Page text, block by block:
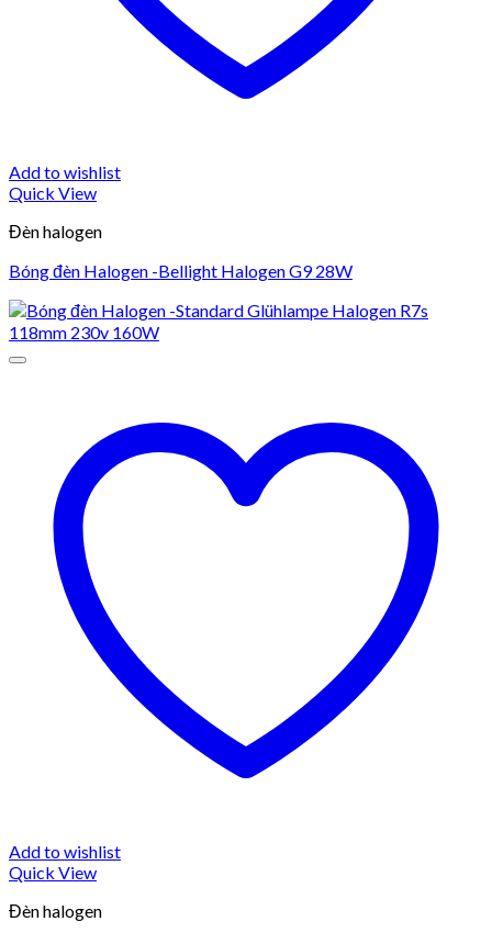
Add to wishlist
Quick View
Đèn halogen
Bóng đèn Halogen -Bellight Halogen G9 28W
Add to wishlist
Quick View
Đèn halogen